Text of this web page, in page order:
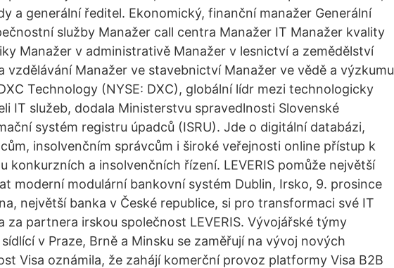
a generální ředitel. Ekonomický, finanční manažer Generální
služby Manažer call centra Manažer IT Manažer kvality
Manažer v administrativě Manažer v lesnictví a zemědělství
vzdělávání Manažer ve stavebnictví Manažer ve vědě a výzkumu
Technology (NYSE: DXC), globální lídr mezi technologicky
IT služeb, dodala Ministerstvu spravedlnosti Slovenské
systém registru úpadců (ISRU). Jde o digitální databázi,
insolvenčním správcům i široké veřejnosti online přístup k
konkurzních a insolvenčních řízení. LEVERIS pomůže největší
moderní modulární bankovní systém Dublin, Irsko, 9. prosince
největší banka v České republice, si pro transformaci své IT
partnera irskou společnost LEVERIS. Vývojářské týmy
v Praze, Brně a Minsku se zaměřují na vývoj nových
Visa oznámila, že zahájí komerční provoz platformy Visa B2B